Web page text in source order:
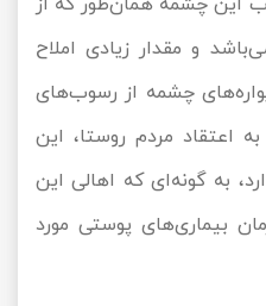
و مقدار زیادی املاح
چشمه از رسوب‌های
مردم روستا، این
به گونه‌ای که اهالی این
بیماری‌های پوستی مورد